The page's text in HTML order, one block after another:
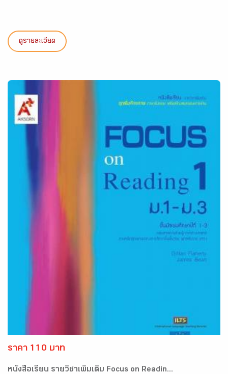
ดูรายละเอียด
ราคา 110 บาท
หนังสือเรียน รายวิชาเพิ่มเติม Focus on Readin...